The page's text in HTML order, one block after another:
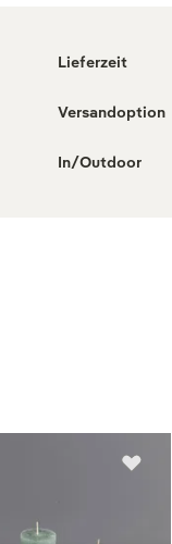
Lieferzeit
Versandoption
In/Outdoor